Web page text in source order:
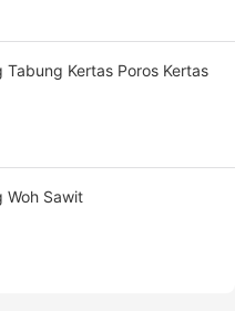
Tabung Kertas Poros Kertas
Woh Sawit